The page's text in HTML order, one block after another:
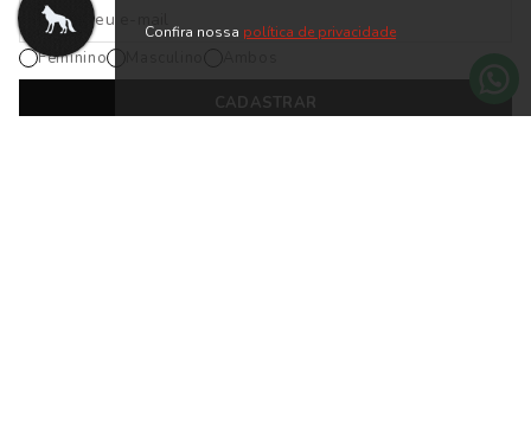
CADASTRAR
Feminino
Confira nossa política de privacidade